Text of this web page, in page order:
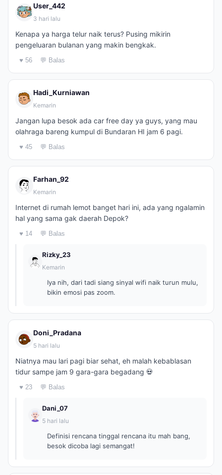
User_442
3 hari lalu
Kenapa ya harga telur naik terus? Pusing mikirin
pengeluaran bulanan yang makin bengkak.
♥ 56 💬 Balas
Hadi_Kurniawan
Kemarin
Jangan lupa besok ada car free day ya guys, yang mau
olahraga bareng kumpul di Bundaran HI jam 6 pagi.
♥ 45 💬 Balas
Farhan_92
Kemarin
Internet di rumah lemot banget hari ini, ada yang ngalamin
hal yang sama gak daerah Depok?
♥ 14 💬 Balas
Rizky_23
Kemarin
Iya nih, dari tadi siang sinyal wifi naik turun mulu,
bikin emosi pas zoom.
Doni_Pradana
5 hari lalu
Niatnya mau lari pagi biar sehat, eh malah kebablasan
tidur sampe jam 9 gara-gara begadang 💀
♥ 23 💬 Balas
Dani_07
5 hari lalu
Definisi rencana tinggal rencana itu mah bang,
besok dicoba lagi semangat!